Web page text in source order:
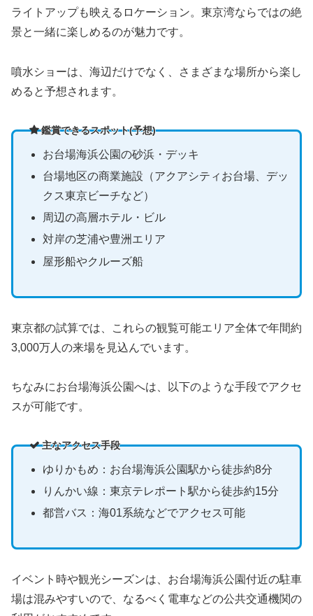
ライトアップも映えるロケーション。東京湾ならではの絶
景と一緒に楽しめるのが魅力です。
噴水ショーは、海辺だけでなく、さまざまな場所から楽し
めると予想されます。
鑑賞できるスポット(予想)
お台場海浜公園の砂浜・デッキ
台場地区の商業施設（アクアシティお台場、デッ
クス東京ビーチなど）
周辺の高層ホテル・ビル
対岸の芝浦や豊洲エリア
屋形船やクルーズ船
東京都の試算では、これらの観覧可能エリア全体で年間約
3,000万人の来場を見込んでいます。
ちなみにお台場海浜公園へは、以下のような手段でアクセ
スが可能です。
主なアクセス手段
ゆりかもめ：お台場海浜公園駅から徒歩約8分
りんかい線：東京テレポート駅から徒歩約15分
都営バス：海01系統などでアクセス可能
イベント時や観光シーズンは、お台場海浜公園付近の駐車
場は混みやすいので、なるべく電車などの公共交通機関の